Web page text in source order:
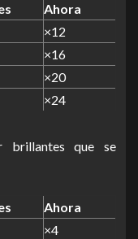
Ahora
×12
×16
×20
×24
brillantes que se
Ahora
×4